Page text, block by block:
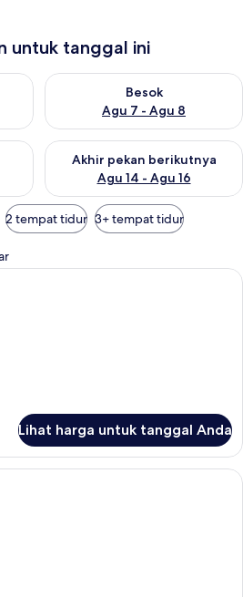
untuk tanggal ini
malam ini Agu 6 - Agu 7
Besok
Agu 7 - Agu 8
Periksa ketersediaan untuk
akhir pekan ini Agu 7 - Agu 9
Akhir pekan berikutnya
Agu 14 - Agu 16
Periksa ketersediaan untuk
2 tempat tidur 3+ tempat tidur
Tirai kedap cahaya, Wi-Fi gratis, dan
Lihat harga untuk tanggal Anda
Tirai kedap cahaya, Wi-Fi gratis, dan